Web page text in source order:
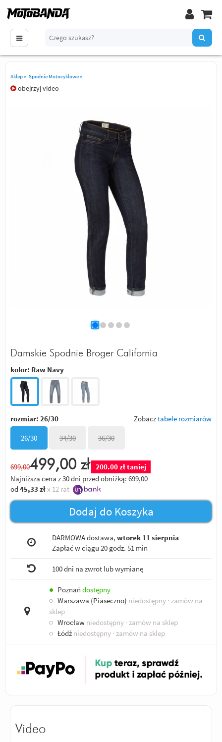
Sklep» Spodnie Motocyklowe»
obejrzyj video
Damskie Spodnie Broger California
kolor: Raw Navy
rozmiar: 26/30 Zobacztabele rozmiarów
26/30 34/30 36/30
699,00499,00 zł
200.00 zł taniej
Najniższa cena z 30 dni przed obniżką: 699,00
od 45,33 zł x 12 rat
Dodaj do Koszyka
DARMOWA dostawa,wtorek 11 sierpnia
Zapłać w ciągu20 godz. 51 min
100 dni na zwrot lub wymianę
● Poznań dostępny
○ Warszawa (Piaseczno) niedostępny · zamów na
sklep
○ Wrocław niedostępny · zamów na sklep
○ Łódź niedostępny · zamów na sklep
Video